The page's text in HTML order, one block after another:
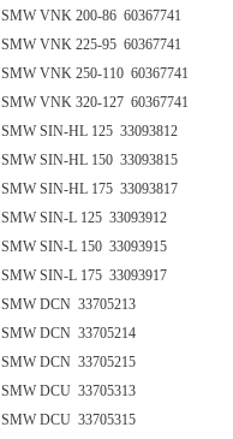
SMW VNK 200-86 60367741
SMW VNK 225-95 60367741
SMW VNK 250-110 60367741
SMW VNK 320-127 60367741
SMW SIN-HL 125 33093812
SMW SIN-HL 150 33093815
SMW SIN-HL 175 33093817
SMW SIN-L 125 33093912
SMW SIN-L 150 33093915
SMW SIN-L 175 33093917
SMW DCN 33705213
SMW DCN 33705214
SMW DCN 33705215
SMW DCU 33705313
SMW DCU 33705315